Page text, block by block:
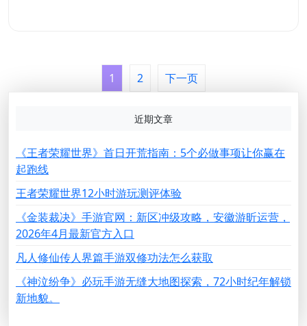
文
分
页
1 2 下一页
近期文章
《王者荣耀世界》首日开荒指南：5个必做事项让你赢在
起跑线
王者荣耀世界12小时游玩测评体验
《金装裁决》手游官网：新区冲级攻略，安徽游昕运营，
2026年4月最新官方入口
凡人修仙传人界篇手游双修功法怎么获取
《神泣纷争》必玩手游无缝大地图探索，72小时纪年解锁
新地貌。